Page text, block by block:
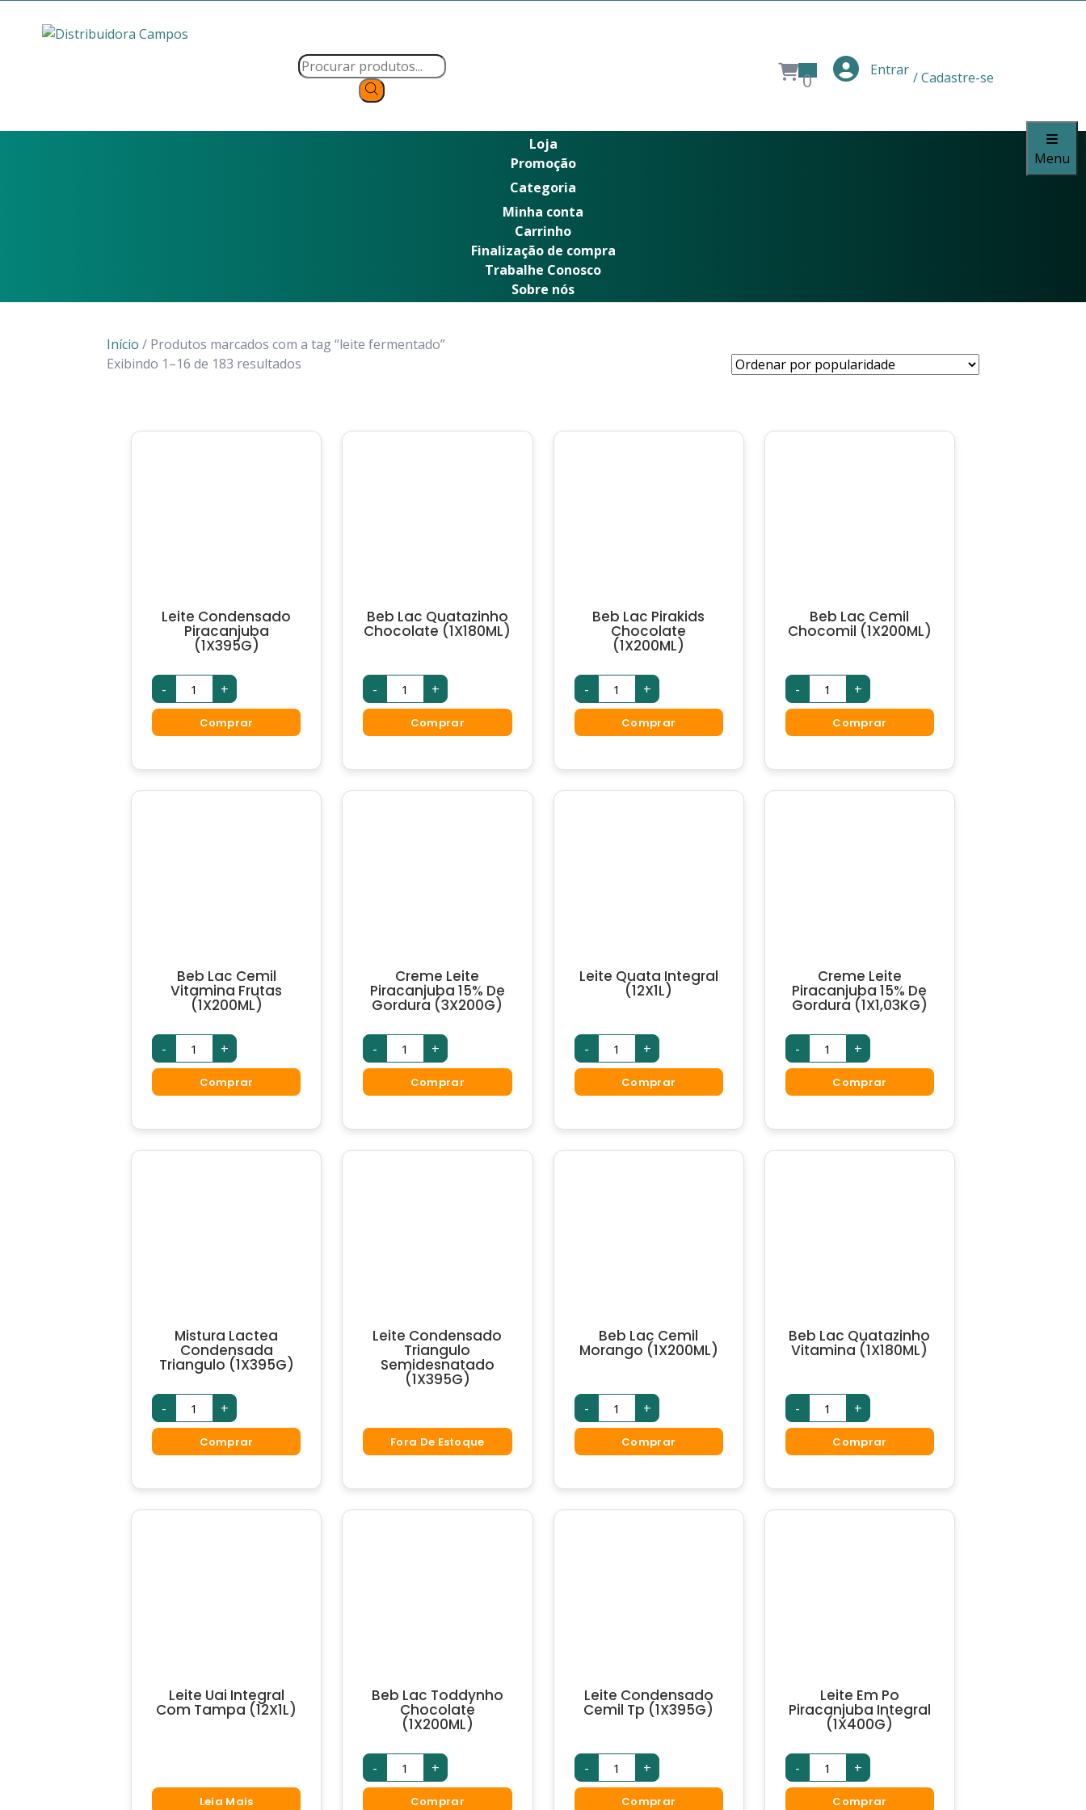
Pesquisar
produtos
0 Entrar / Cadastre-se
Menu
Loja
Promoção
Categoria
Minha conta
Carrinho
Finalização de compra
Trabalhe Conosco
Sobre nós
Início / Produtos marcados com a tag “leite fermentado”
Exibindo 1–16 de 183 resultados
Leite Condensado
Piracanjuba
(1X395G)
- Leite
Condensado
Piracanjuba
(1X395G)
quantidade
+
Comprar
Beb Lac Quatazinho
Chocolate (1X180ML)
- Beb
Lac
Quatazinho
Chocolate
(1X180ML)
+
Comprar
Beb Lac Pirakids
Chocolate
(1X200ML)
- Beb
Lac
Pirakids
Chocolate
(1X200ML)
+
Comprar
Beb Lac Cemil
Chocomil (1X200ML)
- Beb
Lac
Cemil
Chocomil
(1X200ML)
+
Comprar
Beb Lac Cemil
Vitamina Frutas
(1X200ML)
- Beb
Lac
Cemil
Vitamina
Frutas
+
Comprar
Creme Leite
Piracanjuba 15% De
Gordura (3X200G)
- Creme
Leite
Piracanjuba
De
quantidade
+
Comprar
Leite Quata Integral
(12X1L)
- Leite
Quata
Integral
(12X1L)
quantidade
+
Comprar
Creme Leite
Piracanjuba 15% De
Gordura (1X1,03KG)
- Creme
Leite
Piracanjuba
De
quantidade
+
Comprar
Mistura Lactea
Condensada
Triangulo (1X395G)
- Mistura
Lactea
Condensada
Triangulo
(1X395G)
+
Comprar
Leite Condensado
Triangulo
Semidesnatado
(1X395G)
Fora De Estoque
Beb Lac Cemil
Morango (1X200ML)
- Beb
Lac
Cemil
Morango
(1X200ML)
+
Comprar
Beb Lac Quatazinho
Vitamina (1X180ML)
- Beb
Lac
Quatazinho
Vitamina
(1X180ML)
+
Comprar
Leite Uai Integral
Com Tampa (12X1L)
Leia Mais
Beb Lac Toddynho
Chocolate
(1X200ML)
- Beb
Lac
Toddynho
Chocolate
+
Comprar
Leite Condensado
Cemil Tp (1X395G)
- Leite
Condensado
Cemil
+
Comprar
Leite Em Po
Piracanjuba Integral
(1X400G)
- Leite
Em
Po
Piracanjuba
+
Comprar